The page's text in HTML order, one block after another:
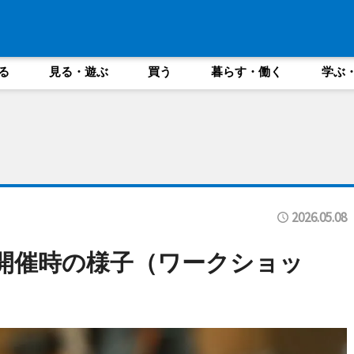
見る・遊ぶ 買う 暮らす・働く 学ぶ
2026.05.08
時の様子（ワークショッ